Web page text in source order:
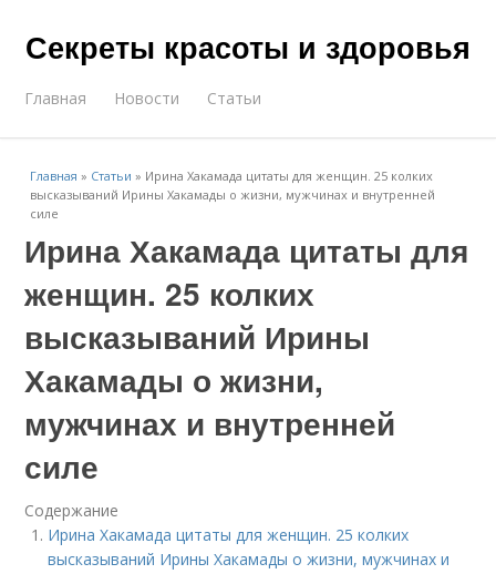
Секреты красоты и здоровья
Главная Новости Статьи
Главная » Статьи » Ирина Хакамада цитаты для женщин. 25 колких
высказываний Ирины Хакамады о жизни, мужчинах и внутренней
силе
Ирина Хакамада цитаты для
женщин. 25 колких
высказываний Ирины
Хакамады о жизни,
мужчинах и внутренней
силе
Содержание
Ирина Хакамада цитаты для женщин. 25 колких
высказываний Ирины Хакамады о жизни, мужчинах и